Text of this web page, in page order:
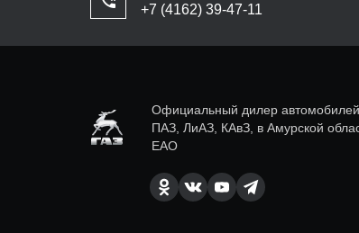
+7 (4162) 39-47-11
Официальный дилер автомобилей
ПАЗ, ЛиАЗ, КАвЗ, в Амурской
ЕАО